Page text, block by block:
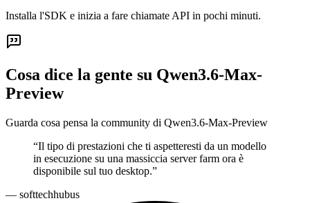
Installa l'SDK e inizia a fare chiamate API in pochi minuti.
Cosa dice la gente su Qwen3.6-Max-
Preview
Guarda cosa pensa la community di Qwen3.6-Max-Preview
“Il tipo di prestazioni che ti aspetteresti da un modello
in esecuzione su una massiccia server farm ora è
disponibile sul tuo desktop.”
— softtechhubus